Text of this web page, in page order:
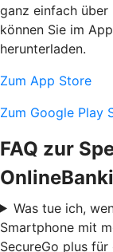
ganz einfach über
können Sie im
herunterladen.
Zum App Store
Zum Google Play
FAQ zur
Was tue ich,
Smartphone mit
SecureGo plus